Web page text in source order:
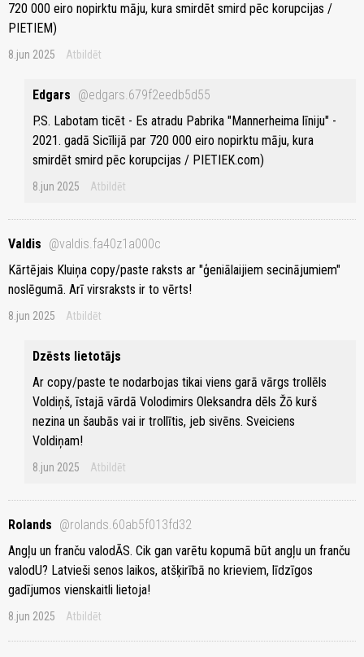
720 000 eiro nopirktu māju, kura smirdēt smird pēc korupcijas /
PIETIEM)
8.jun 2025 Atbildēt
Edgars @edgars.679f2eedb5d55
P.S. Labotam ticēt - Es atradu Pabrika "Mannerheima līniju" -
2021. gadā Sicīlijā par 720 000 eiro nopirktu māju, kura
smirdēt smird pēc korupcijas / PIETIEK.com)
8.jun 2025 Atbildēt
Valdis @valdis.fa40z1a000c
Kārtējais Kluiņa copy/paste raksts ar "ģeniālaijiem secinājumiem"
noslēgumā. Arī virsraksts ir to vērts!
8.jun 2025 Atbildēt
Dzēsts lietotājs
Ar copy/paste te nodarbojas tikai viens garā vārgs trollēls
Voldiņš, īstajā vārdā Volodimirs Oleksandra dēls Žō kurš
nezina un šaubās vai ir trollītis, jeb sivēns. Sveiciens
Voldiņam!
8.jun 2025 Atbildēt
Rolands @rolands.60ab5f013fd32
Angļu un franču valodĀS. Cik gan varētu kopumā būt angļu un franču
valodU? Latvieši senos laikos, atšķirībā no krieviem, līdzīgos
gadījumos vienskaitli lietoja!
8.jun 2025 Atbildēt